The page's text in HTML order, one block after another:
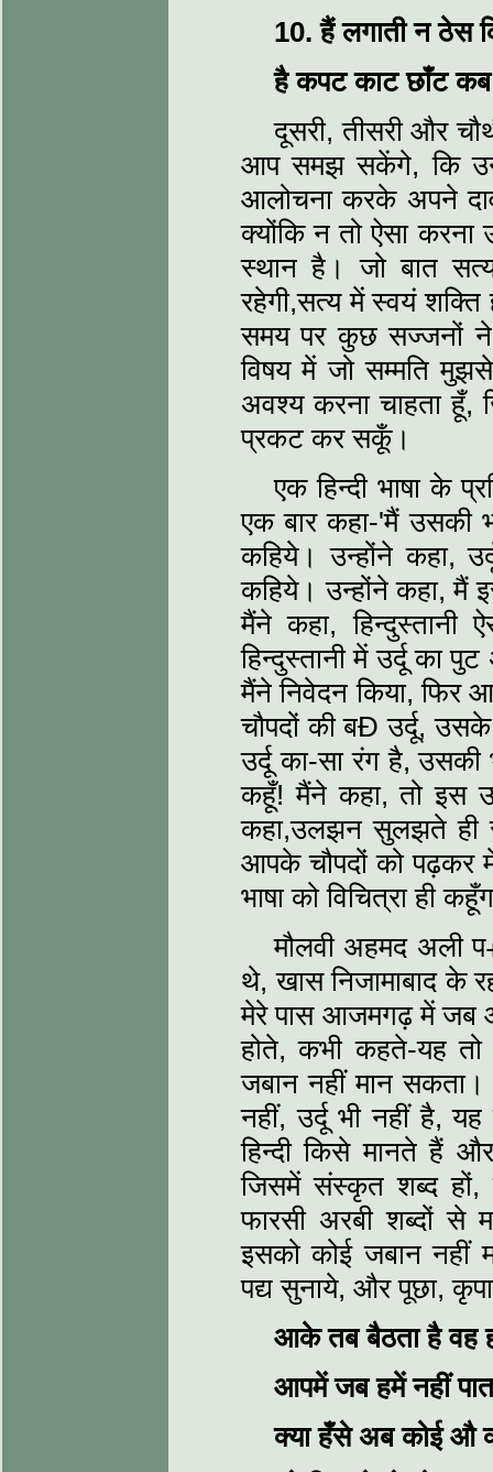
10.हैं लगाती न ठेस
है कपट काट छाँट
दूसरी, तीसरी और
आप समझ सकेंगे, कि
आलोचना करके अपने
क्योंकि न तो ऐसा
स्थान है। जो बात
रहेगी,सत्य में स्वयं शक्ति
समय पर कुछ सज्जनों ने
विषय में जो सम्मति
अवश्य करना चाहता हूँ,
प्रकट कर सकूँ।
एक हिन्दी भाषा के
एक बार कहा-'मैं उसकी
कहिये। उन्होंने कहा,
कहिये। उन्होंने कहा, मैं
मैंने कहा, हिन्दुस्तानी
हिन्दुस्तानी में उर्दू का
मैंने निवेदन किया, फिर
चौपदों की बÐ उर्दू,
उर्दू का-सा रंग है, उसकी
कहूँ! मैंने कहा, तो इस
कहा,उलझन सुलझते
आपके चौपदों को पढ़कर
भाषा को विचित्रा ही
मौलवी अहमद अली
थे, खास निजामाबाद के
मेरे पास आजमगढ़ में जब
होते, कभी कहते-यह तो
जबान नहीं मान सकता।
नहीं, उर्दू भी नहीं है,
हिन्दी किसे मानते हैं
जिसमें संस्कृत शब्द हों,
फारसी अरबी शब्दों से
इसको कोई जबान नहीं
पद्य सुनाये, और पूछा,
आके तब बैठता है वह
आपमें जब हमें नहीं
क्या हँसे अब कोई औ